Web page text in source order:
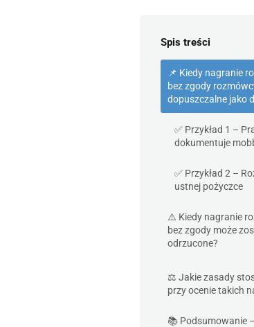
Spis treści
📌 Kiedy nagranie
bez zgody
dopuszczalne jako
✅ Przykład 1 –
dokumentuje
✅ Przykład 2 –
ustnej pożyczce
⚠️ Kiedy nagranie
bez zgody może
odrzucone?
⚖️ Jakie zasady
przy ocenie takich
📚 Podsumowanie